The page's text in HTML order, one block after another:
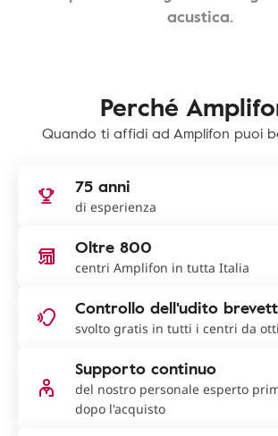
acustica.
Perché
Quando ti affidi ad Amplifon puoi
75 anni
di esperienza
Oltre 800
centri Amplifon in tutta Italia
Controllo dell'udito
svolto gratis in tutti i centri da
Supporto continuo
del nostro personale esperto
dopo l'acquisto